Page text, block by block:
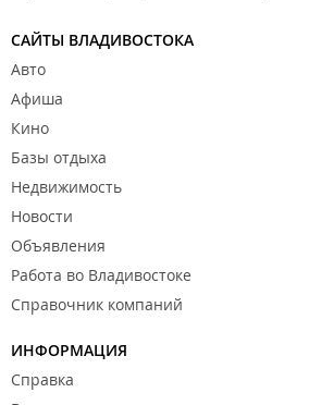
САЙТЫ ВЛАДИВОСТОКА
Авто
Афиша
Кино
Базы отдыха
Недвижимость
Новости
Объявления
Работа во Владивостоке
Справочник компаний
ИНФОРМАЦИЯ
Справка